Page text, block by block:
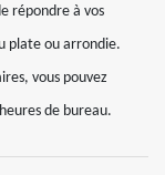
répondre à vos
plate ou arrondie.
vous pouvez
de bureau.